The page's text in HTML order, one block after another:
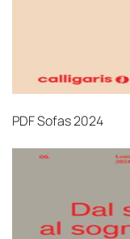
PDFSofas 2024